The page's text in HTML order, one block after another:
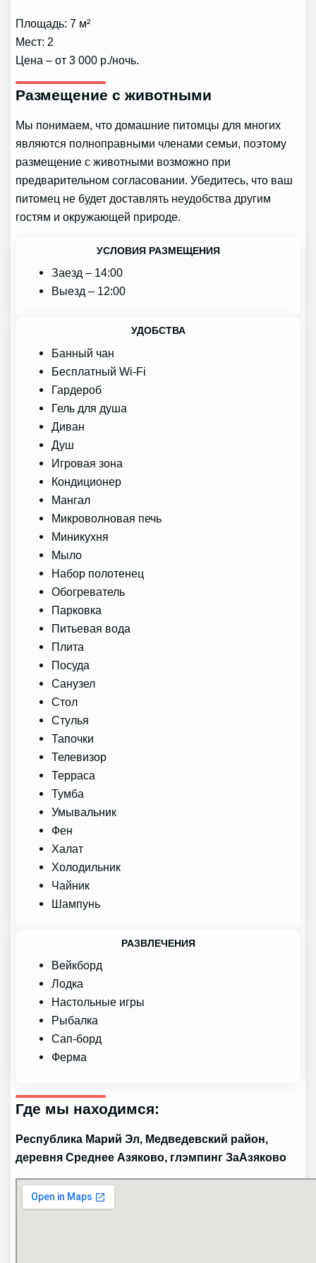
Площадь: 7 м²
Мест: 2
Цена – от 3 000 р./ночь.
Размещение с животными
Мы понимаем, что домашние питомцы для многих
являются полноправными членами семьи, поэтому
размещение с животными возможно при
предварительном согласовании. Убедитесь, что ваш
питомец не будет доставлять неудобства другим
гостям и окружающей природе.
УСЛОВИЯ РАЗМЕЩЕНИЯ
Заезд – 14:00
Выезд – 12:00
УДОБСТВА
Банный чан
Бесплатный Wi-Fi
Гардероб
Гель для душа
Диван
Душ
Игровая зона
Кондиционер
Мангал
Микроволновая печь
Миникухня
Мыло
Набор полотенец
Обогреватель
Парковка
Питьевая вода
Плита
Посуда
Санузел
Стол
Стулья
Тапочки
Телевизор
Терраса
Тумба
Умывальник
Фен
Халат
Холодильник
Чайник
Шампунь
РАЗВЛЕЧЕНИЯ
Вейкборд
Лодка
Настольные игры
Рыбалка
Сап-борд
Ферма
Где мы находимся:
Республика Марий Эл, Медведевский район,
деревня Среднее Азяково, глэмпинг ЗаАзяково